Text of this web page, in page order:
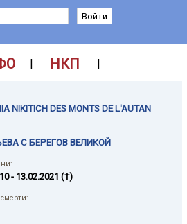
| НКП |
NIKITICH DES MONTS DE L'AUTAN
С БЕРЕГОВ ВЕЛИКОЙ
- 13.02.2021 (†)